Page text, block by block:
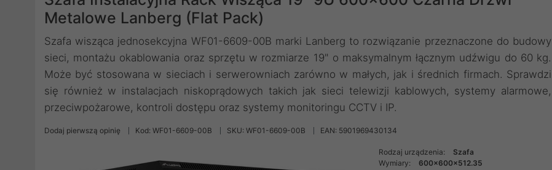
Metalowe Lanberg (Flat Pack)
Szafa wisząca jednosekcyjna WF01-6609-00B marki Lanberg to rozwiązanie przeznaczone do budowy
sieci, montażu okablowania oraz sprzętu w rozmiarze 19" o maksymalnym łącznym udźwigu do 60 kg.
Może być stosowana w sieciach i serwerowniach zarówno w małych, jak i średnich firmach. Sprawdzi
się również w instalacjach niskoprądowych takich jak sieci telewizji kablowych, systemy alarmowe,
przeciwpożarowe, kontroli dostępu oraz systemy monitoringu CCTV i IP.
Dodaj pierwszą opinię Kod: WF01-6609-00B SKU: WF01-6609-00B EAN: 5901969430134
Rodzaj urządzenia:
Szafa
Wymiary:
600x600x512.35